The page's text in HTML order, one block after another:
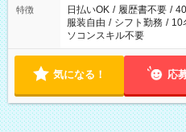
特徴 日払いOK / 履歴書不要 /
服装自由 / シフト勤務 / 10
ソコンスキル不要
気になる！ 応